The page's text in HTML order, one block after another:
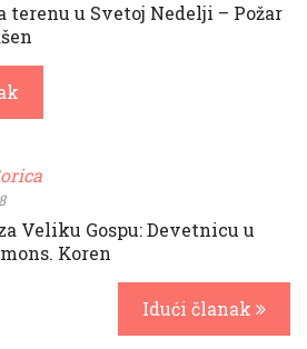
terenu u Svetoj Nedelji – Požar
Veliku Gospu: Devetnicu u
Koren
Idući članak